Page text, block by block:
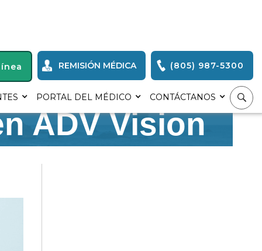
REMISIÓN MÉDICA (805) 987-5300
PORTAL DEL MÉDICO CONTÁCTANOS
de FSA y HSA
ADV Vision